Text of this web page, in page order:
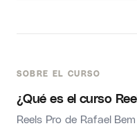
SOBRE EL CURSO
¿Qué es el curso
Reels Pro de Rafael